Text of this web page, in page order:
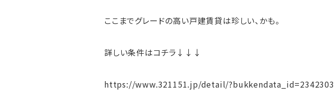
ここまでグレードの高い戸建賃貸は珍しい、かも。
詳しい条件はコチラ↓↓↓
https://www.321151.jp/detail/?bukkendata_id=2342303